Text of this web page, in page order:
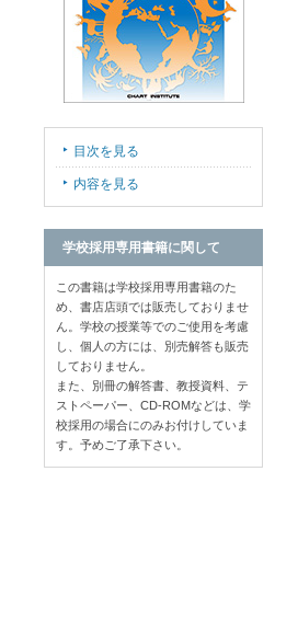
目次を見る
内容を見る
学校採用専用書籍に関して
この書籍は学校採用専用書籍のた
め、書店店頭では販売しておりませ
ん。学校の授業等でのご使用を考慮
し、個人の方には、別売解答も販売
しておりません。
また、別冊の解答書、教授資料、テ
ストペーパー、CD-ROMなどは、学
校採用の場合にのみお付けしていま
す。予めご了承下さい。